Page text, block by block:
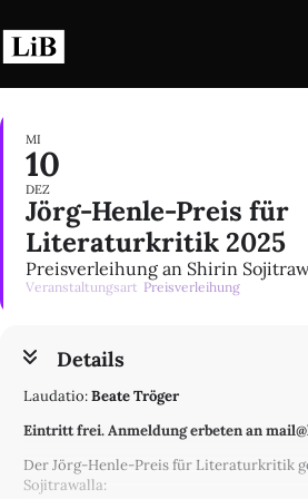
Inhalt
springen
MI
10
DEZ
Jörg-Henle-Preis für
Literaturkritik 2025
Preisverleihung an Shirin
Veranstaltungsart Preisverleihung
Details
Laudatio:Beate Tröger
Eintritt frei. Anmeldung erbeten an
Der Jörg-Henle-Preis für Literaturkritik
Sojitrawalla: